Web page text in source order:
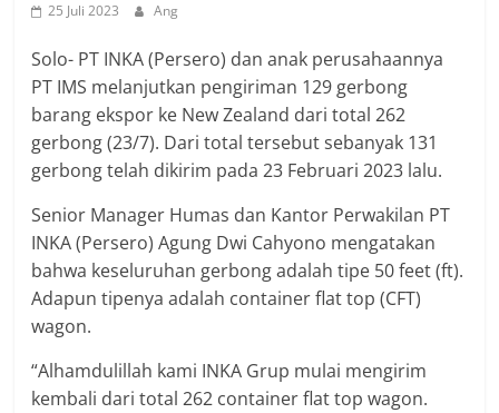
25 Juli 2023 Ang
Solo- PT INKA (Persero) dan anak perusahaannya
PT IMS melanjutkan pengiriman 129 gerbong
barang ekspor ke New Zealand dari total 262
gerbong (23/7). Dari total tersebut sebanyak 131
gerbong telah dikirim pada 23 Februari 2023 lalu.
Senior Manager Humas dan Kantor Perwakilan PT
INKA (Persero) Agung Dwi Cahyono mengatakan
bahwa keseluruhan gerbong adalah tipe 50 feet (ft).
Adapun tipenya adalah container flat top (CFT)
wagon.
“Alhamdulillah kami INKA Grup mulai mengirim
kembali dari total 262 container flat top wagon.